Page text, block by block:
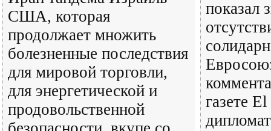
США, которая
продолжает множить
болезненные последствия
для мировой торговли,
для энергетической и
продовольственной
показал
газете